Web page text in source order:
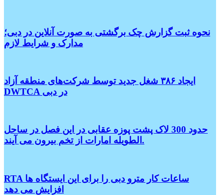
نحوه ثبت گزارش چک برگشتی به صورت آنلاین در دبی؛
مدارک و شرایط لازم
ایجاد ۳۸۶ شغل جدید توسط شرکت‌های منطقه آزاد
DWTCA در دبی
حدود 300 لاک پشت پوزه عقابی در این فصل در ساحل
الطویله امارات از تخم بیرون می آیند.
RTA ساعات کار مترو دبی را برای این ایستگاه ها
افزایش می دهد